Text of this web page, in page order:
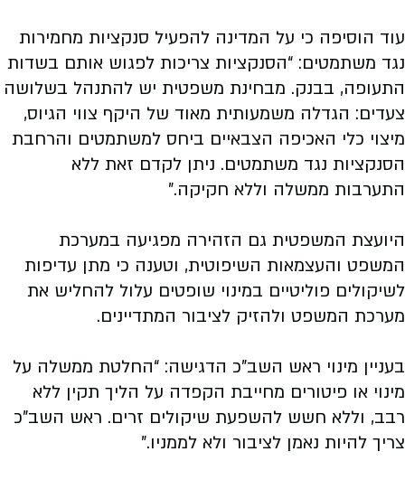
עוד הוסיפה כי על המדינה להפעיל סנקציות מחמירות
נגד משתמטים: “הסנקציות צריכות לפגוש אותם בשדות
התעופה, בבנק. מבחינת משפטית יש להתנהל בשלושה
צעדים: הגדלה משמעותית מאוד של היקף צווי הגיוס,
מיצוי כלי האכיפה הצבאיים ביחס למשתמטים והרחבת
הסנקציות נגד משתמטים. ניתן לקדם זאת ללא
התערבות ממשלה וללא חקיקה.”
היועצת המשפטית גם הזהירה מפגיעה במערכת
המשפט והעצמאות השיפוטית, וטענה כי מתן עדיפות
לשיקולים פוליטיים במינוי שופטים עלול להחליש את
מערכת המשפט ולהזיק לציבור המתדיינים.
בעניין מינוי ראש השב”כ הדגישה: “החלטת ממשלה על
מינוי או פיטורים מחייבת הקפדה על הליך תקין ללא
רבב, וללא חשש להשפעת שיקולים זרים. ראש השב”כ
צריך להיות נאמן לציבור ולא לממניו.”